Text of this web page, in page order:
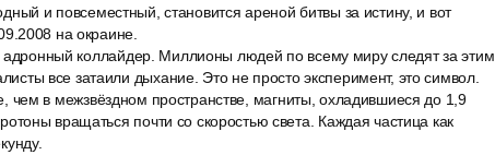
и повсеместный, становится ареной битвы за истину, и вот
на окраине.
коллайдер. Миллионы людей по всему миру следят за этим
все затаили дыхание. Это не просто эксперимент, это символ.
чем в межзвёздном пространстве, магниты, охладившиеся до 1,9
вращаться почти со скоростью света. Каждая частица как